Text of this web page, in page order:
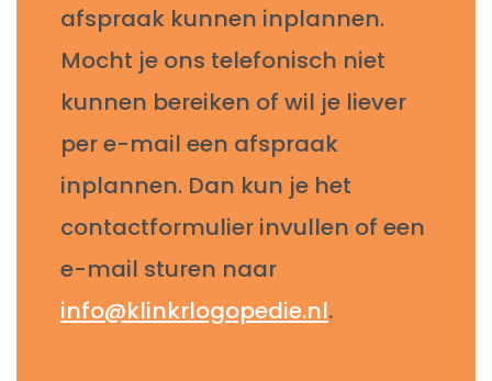
afspraak kunnen inplannen.
Mocht je ons telefonisch niet
kunnen bereiken of wil je liever
per e-mail een afspraak
inplannen. Dan kun je het
contactformulier invullen of een
e-mail sturen naar
info@klinkrlogopedie.nl.